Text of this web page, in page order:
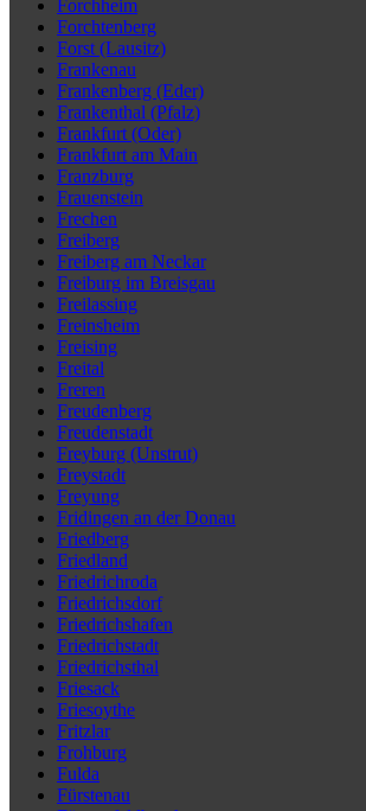
Forchheim
Forchtenberg
Forst (Lausitz)
Frankenau
Frankenberg (Eder)
Frankenthal (Pfalz)
Frankfurt (Oder)
Frankfurt am Main
Franzburg
Frauenstein
Frechen
Freiberg
Freiberg am Neckar
Freiburg im Breisgau
Freilassing
Freinsheim
Freising
Freital
Freren
Freudenberg
Freudenstadt
Freyburg (Unstrut)
Freystadt
Freyung
Fridingen an der Donau
Friedberg
Friedland
Friedrichroda
Friedrichsdorf
Friedrichshafen
Friedrichstadt
Friedrichsthal
Friesack
Friesoythe
Fritzlar
Frohburg
Fulda
Fürstenau